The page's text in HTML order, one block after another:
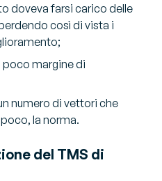
doveva farsi carico delle
così di vista i
poco margine di
numero di vettori che
la norma.
del TMS di